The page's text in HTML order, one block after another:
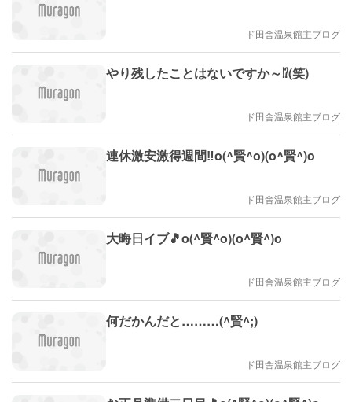
ド田舎温泉館主ブログ
やり残したことはないですか～⁉️(笑)
ド田舎温泉館主ブログ
連休激安激得週間‼️o(^賢^o)(o^賢^)o
ド田舎温泉館主ブログ
大晦日イブ🎵o(^賢^o)(o^賢^)o
ド田舎温泉館主ブログ
何だかんだと………(^賢^;)
ド田舎温泉館主ブログ